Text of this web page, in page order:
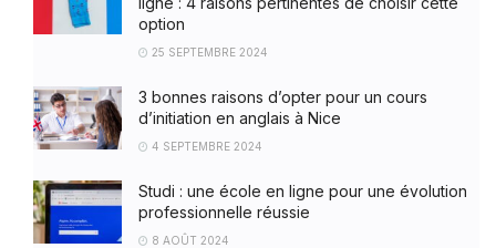
option
25 SEPTEMBRE 2024
3 bonnes raisons d’opter pour un cours
d’initiation en anglais à Nice
4 SEPTEMBRE 2024
Studi : une école en ligne pour une évolution
professionnelle réussie
8 AOÛT 2024